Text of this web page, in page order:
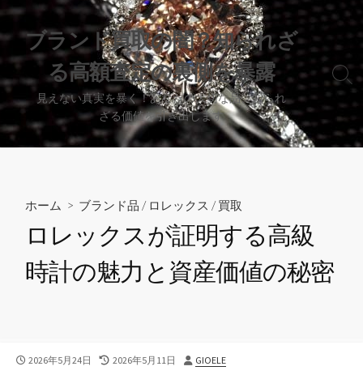
コ
ン
ツ
へ
ス
キ
ブランド買取の闇？知られざ
る高額査定の裏側を暴露
見えない真実を暴く！あなたの大切な品、知られ
ざる価値を引き出します
検
切
り
替
ホーム > ブランド品 / ロレックス /買取
ロレックスが証明する高級
時計の魅力と資産価値の秘密
公
2026年5月24日
最
2026年5月11日
投
GIOELE